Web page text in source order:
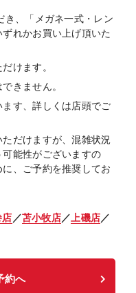
き、「メガネ一式・レン
れかお買い上げ頂いた
けます。
きません。
す、詳しくは店頭でご
だけますが、混雑状況
能性がございますの
、ご予約を推奨してお
店／苫小牧店／上磯店／
約へ